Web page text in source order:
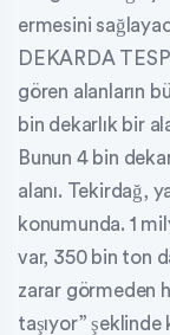
ermesini
DEKARDA
gören alanların
bin dekarlık bir
Bunun 4 bin
alanı. Tekirdağ,
konumunda. 1
var, 350 bin ton
zarar görmeden
taşıyor”